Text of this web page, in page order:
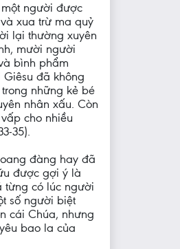
người được
xua trừ ma quỷ
lại thường xuyên
mười người
bình phẩm
đã không
những kẻ bé
nhân xấu. Còn
cho nhiều
35).
đàng hay đã
được gợi ý là
từng có lúc người
số người biệt
cái Chúa, nhưng
bao la của